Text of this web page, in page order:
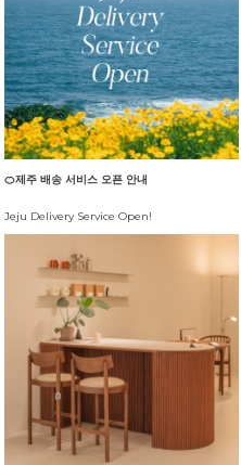
🍊제주 배송 서비스 오픈 안내
Jeju Delivery Service Open!